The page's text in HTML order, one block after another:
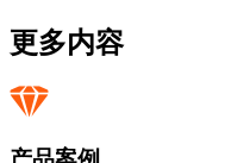
更多内容